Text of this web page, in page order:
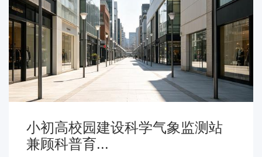
小初高校园建设科学气象监测站
兼顾科普育...